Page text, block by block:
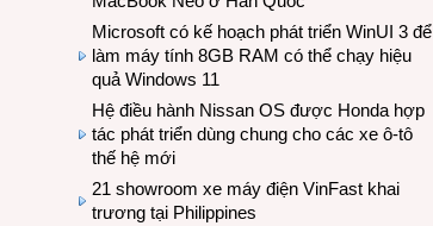
Microsoft có kế hoạch phát triển WinUI 3 để
làm máy tính 8GB RAM có thể chạy hiệu
quả Windows 11
Hệ điều hành Nissan OS được Honda hợp
tác phát triển dùng chung cho các xe ô-tô
thế hệ mới
21 showroom xe máy điện VinFast khai
trương tại Philippines